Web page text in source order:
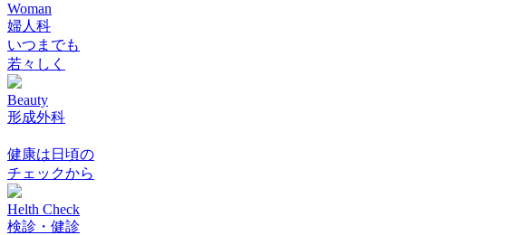
Woman
婦人科
いつまでも
若々しく
Beauty
形成外科
健康は日頃の
チェックから
Helth Check
検診・健診